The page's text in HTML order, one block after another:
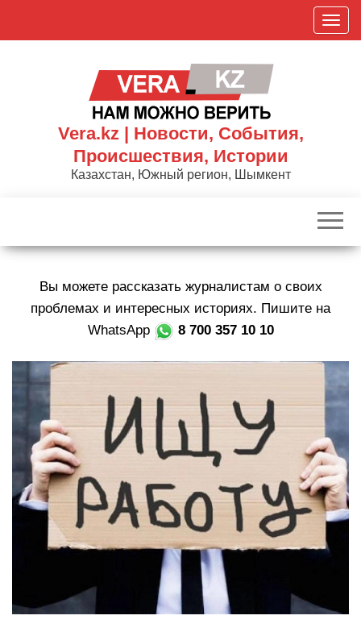
П
о
к
р
в
г
ц
и
ю
Vera.kz | Новости, События,
Происшествия, Истории
Казахстан, Южный регион, Шымкент
Вы можете рассказать журналистам о своих
проблемах и интересных историях. Пишите на
WhatsApp
8 700 357 10 10